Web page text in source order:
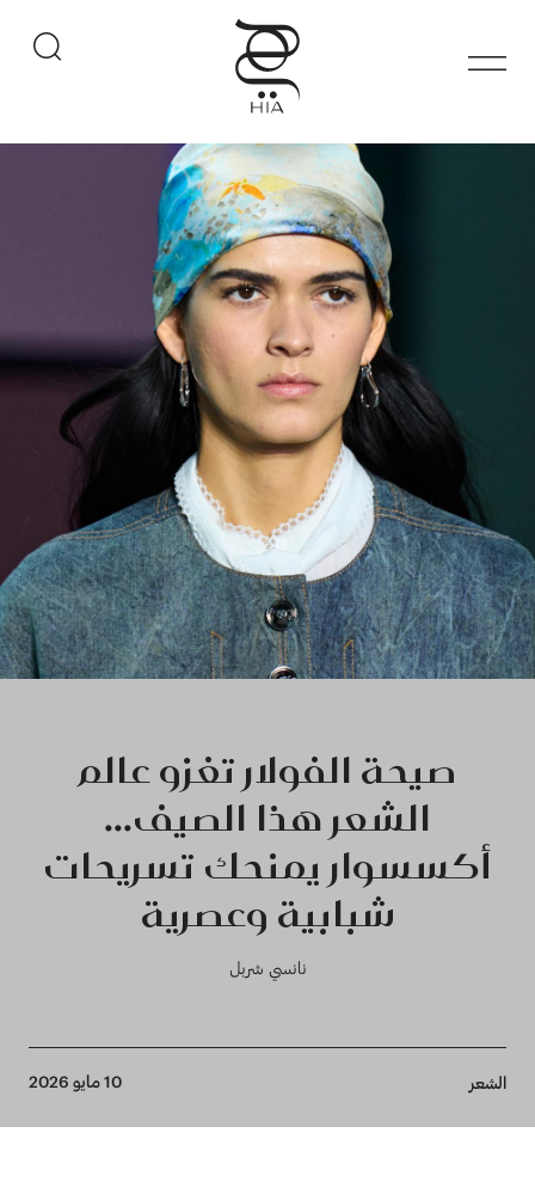
صيحة الفولار تغزو عالم
الشعر هذا الصيف...
أكسسوار يمنحك تسريحات
شبابية وعصرية
نانسي شربل
Breadcrumb
الشعر 10 مايو 2026